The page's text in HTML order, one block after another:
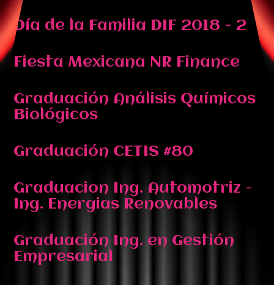
Día de la Familia DIF 2018 - 2
Fiesta Mexicana NR Finance
Graduación Análisis Químicos
Biológicos
Graduación CETIS #80
Graduacion Ing. Automotriz -
Ing. Energias Renovables
Graduación Ing. en Gestión
Empresarial